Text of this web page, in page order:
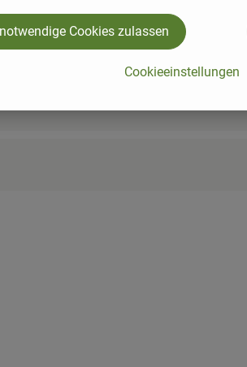
Cookieeinstellungen
Cookies zulassen